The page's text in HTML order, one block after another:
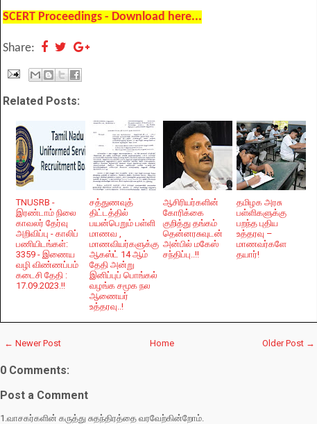
SCERT Proceedings - Download here...
Share:
Related Posts:
TNUSRB -
இரண்டாம் நிலை
காவலர் தேர்வு
அறிவிப்பு - காலிப்
பணியிடங்கள்:
3359 - இணைய
வழி விண்ணப்பம்
கடைசி தேதி :
17.09.2023.!!
சத்துணவுத்
திட்டத்தில்
பயன்பெறும் பள்ளி
மாணவ ,
மாணவியர்களுக்கு
ஆகஸ்ட் 14 ஆம்
தேதி அன்று
இனிப்புப் பொங்கல்
வழங்க சமூக நல
ஆணையர்
உத்தரவு..!
ஆசிரியர்களின்
கோரிக்கை
குறித்து தங்கம்
தென்னரசுவுடன்
அன்பில் மகேஸ்
சந்திப்பு..!!
தமிழக அரசு
பள்ளிகளுக்கு
பறந்த புதிய
உத்தரவு –
மாணவர்களே
தயார்!
← Newer Post Older Post →
Home
0 Comments:
Post a Comment
1.வாசகர்களின் கருத்து சுதந்திரத்தை வரவேற்கின்றோம்.